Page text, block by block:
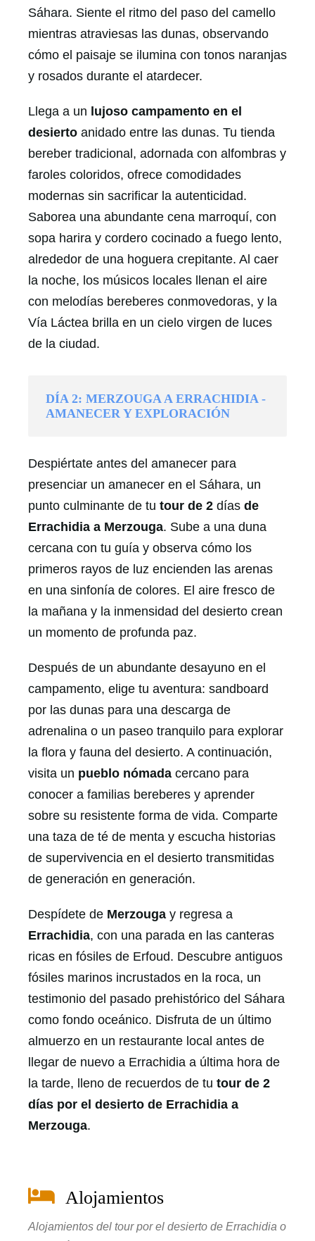
Sáhara. Siente el ritmo del paso del camello
mientras atraviesas las dunas, observando
cómo el paisaje se ilumina con tonos naranjas
y rosados durante el atardecer.
Llega a un lujoso campamento en el
desierto anidado entre las dunas. Tu tienda
bereber tradicional, adornada con alfombras y
faroles coloridos, ofrece comodidades
modernas sin sacrificar la autenticidad.
Saborea una abundante cena marroquí, con
sopa harira y cordero cocinado a fuego lento,
alrededor de una hoguera crepitante. Al caer
la noche, los músicos locales llenan el aire
con melodías bereberes conmovedoras, y la
Vía Láctea brilla en un cielo virgen de luces
de la ciudad.
DÍA 2: MERZOUGA A ERRACHIDIA -
AMANECER Y EXPLORACIÓN
Despiértate antes del amanecer para
presenciar un amanecer en el Sáhara, un
punto culminante de tu tour de 2 días de
Errachidia a Merzouga. Sube a una duna
cercana con tu guía y observa cómo los
primeros rayos de luz encienden las arenas
en una sinfonía de colores. El aire fresco de
la mañana y la inmensidad del desierto crean
un momento de profunda paz.
Después de un abundante desayuno en el
campamento, elige tu aventura: sandboard
por las dunas para una descarga de
adrenalina o un paseo tranquilo para explorar
la flora y fauna del desierto. A continuación,
visita un pueblo nómada cercano para
conocer a familias bereberes y aprender
sobre su resistente forma de vida. Comparte
una taza de té de menta y escucha historias
de supervivencia en el desierto transmitidas
de generación en generación.
Despídete de Merzouga y regresa a
Errachidia, con una parada en las canteras
ricas en fósiles de Erfoud. Descubre antiguos
fósiles marinos incrustados en la roca, un
testimonio del pasado prehistórico del Sáhara
como fondo oceánico. Disfruta de un último
almuerzo en un restaurante local antes de
llegar de nuevo a Errachidia a última hora de
la tarde, lleno de recuerdos de tu tour de 2
días por el desierto de Errachidia a
Merzouga.
Alojamientos
Alojamientos del tour por el desierto de Errachidia o